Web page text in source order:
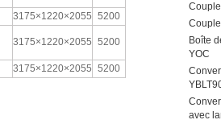
3175×1220×2055 5200
3175×1220×2055 5200
3175×1220×2055 5200
Boîte
YOC
avec